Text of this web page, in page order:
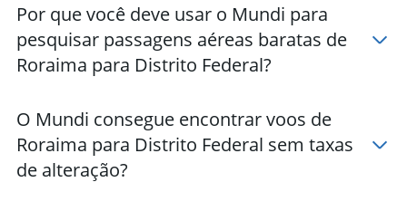
Por que você deve usar o Mundi para
pesquisar passagens aéreas baratas de
Roraima para Distrito Federal?
O Mundi consegue encontrar voos de
Roraima para Distrito Federal sem taxas
de alteração?